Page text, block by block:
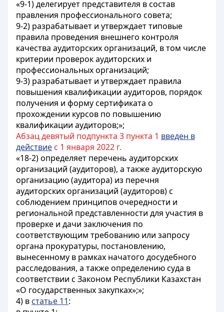
«9-1) делегирует представителя в состав
правления профессионального совета;
9-2) разрабатывает и утверждает типовые
правила проведения внешнего контроля
качества аудиторских организаций, в том числе
критерии проверок аудиторских и
профессиональных организаций;
9-3) разрабатывает и утверждает правила
повышения квалификации аудиторов, порядок
получения и форму сертификата о
прохождении курсов по повышению
квалификации аудиторов;»;
Абзац девятый подпункта 3 пункта 1 введен в
действие с 1 января 2022 г.
«18-2) определяет перечень аудиторских
организаций (аудиторов), а также аудиторскую
организацию (аудитора) из перечня
аудиторских организаций (аудиторов) с
соблюдением принципов очередности и
региональной представленности для участия в
проверке и дачи заключения по
соответствующим требованию или запросу
органа прокуратуры, постановлению,
вынесенному в рамках начатого досудебного
расследования, а также определению суда в
соответствии с Законом Республики Казахстан
«О государственных закупках»;»;
4) в статье 11: